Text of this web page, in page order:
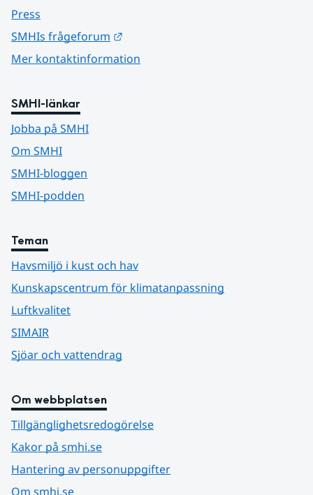
Press
SMHIs frågeforum
Mer kontaktinformation
SMHI-länkar
Jobba på SMHI
Om SMHI
SMHI-bloggen
SMHI-podden
Teman
Havsmiljö i kust och hav
Kunskapscentrum för klimatanpassning
Luftkvalitet
SIMAIR
Sjöar och vattendrag
Om webbplatsen
Tillgänglighetsredogörelse
Kakor på smhi.se
Hantering av personuppgifter
Om smhi.se